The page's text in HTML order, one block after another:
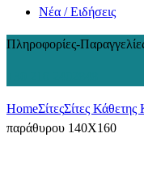
Νέα / Ειδήσεις
Πληροφορίες-
HomeΣίτεςΣίτες Κάθετης
παράθυρου 140Χ160